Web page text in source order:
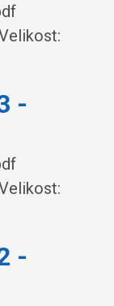
-
-